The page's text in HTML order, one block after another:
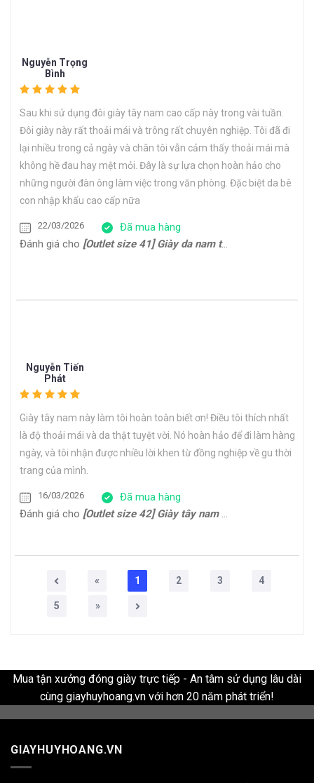
Nguyễn Trọng
Bình
Sau khi sử dụng đôi giày tây nam cao cấp này trong vài tuần.
Đôi giày này rất thoải mái và trông rất chuyên nghiệp. Tôi đã đi
lại nhiều trong cả ngày và chân tôi vẫn cảm thấy thoải mái mà
không hề đau hay mệt mỏi. Đây là sự lựa chọn hoàn hảo cho
những người đàn ông làm việc trong văn phòng. Đặc biệt da bê
con nhập khẩu cao cấp nữa
22/03/2026
Đã mua hàng
Đánh giá cho [Outlet size 41] Giày da nam thể thao đế bằng Sneaker CNES133
Nguyễn Tiến
Phát
Giày tây nam này làm tôi hoàn toàn biết ơn! Điều tôi thích nhất
là độ thoải mái và da thật tuyệt vời. Nó hoàn hảo để đi làm hàng
ngày, và tôi nhận được nhiều lời khen từ đồng nghiệp về gu thời
trang của mình.
16/03/2026
Đã mua hàng
Đánh giá cho [Outlet size 42] Giày tây nam Oxford công sở cao cấp ERIC
« 1 2 3 4
5 »
Mua tận xưởng đóng giày trực tiếp - An tâm sử dụng lâu dài
cùng giayhuyhoang.vn với hơn 20 năm phát triển!
GIAYHUYHOANG.VN